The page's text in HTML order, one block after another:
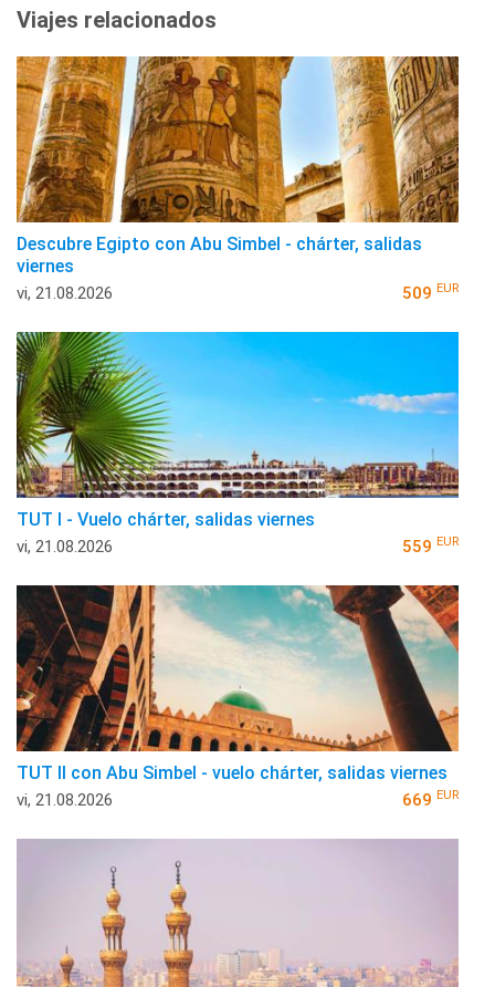
Viajes relacionados
Descubre Egipto con Abu Simbel - chárter, salidas
viernes
vi, 21.08.2026 509 EUR
TUT I - Vuelo chárter, salidas viernes
vi, 21.08.2026 559 EUR
TUT II con Abu Simbel - vuelo chárter, salidas viernes
vi, 21.08.2026 669 EUR